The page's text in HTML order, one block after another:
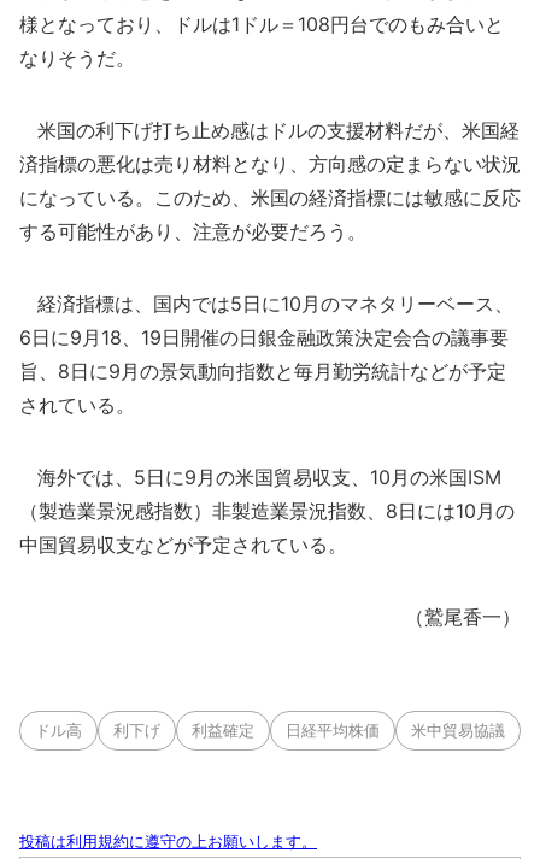
様となっており、ドルは1ドル＝108円台でのもみ合いと
なりそうだ。
米国の利下げ打ち止め感はドルの支援材料だが、米国経
済指標の悪化は売り材料となり、方向感の定まらない状況
になっている。このため、米国の経済指標には敏感に反応
する可能性があり、注意が必要だろう。
経済指標は、国内では5日に10月のマネタリーベース、
6日に9月18、19日開催の日銀金融政策決定会合の議事要
旨、8日に9月の景気動向指数と毎月勤労統計などが予定
されている。
海外では、5日に9月の米国貿易収支、10月の米国ISM
（製造業景況感指数）非製造業景況指数、8日には10月の
中国貿易収支などが予定されている。
（鷲尾香一）
ドル高 利下げ 利益確定 日経平均株価 米中貿易協議